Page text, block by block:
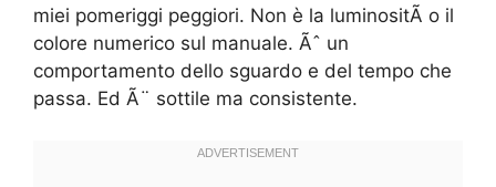
miei pomeriggi peggiori. Non è la luminositÃ o il
colore numerico sul manuale. Ãˆ un
comportamento dello sguardo e del tempo che
passa. Ed Ã¨ sottile ma consistente.